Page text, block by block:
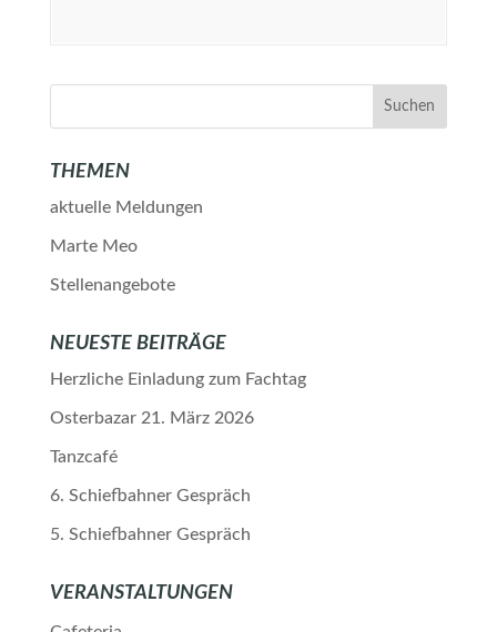
THEMEN
aktuelle Meldungen
Marte Meo
Stellenangebote
NEUESTE BEITRÄGE
Herzliche Einladung zum Fachtag
Osterbazar 21. März 2026
Tanzcafé
6. Schiefbahner Gespräch
5. Schiefbahner Gespräch
VERANSTALTUNGEN